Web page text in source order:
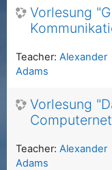
Vorlesung
Teacher: Alexander
Adams
Vorlesung
Teacher: Alexander
Adams